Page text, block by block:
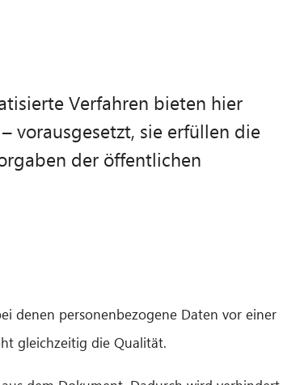
Verfahren bieten hier
vorausgesetzt, sie erfüllen die
der öffentlichen
denen personenbezogene Daten vor einer
gleichzeitig die Qualität.